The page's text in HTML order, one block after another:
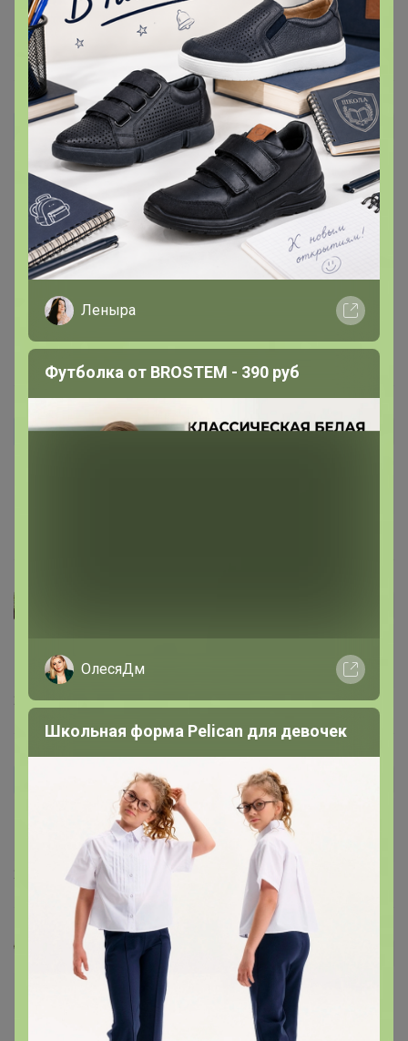
написано
17 мая, 2026 22:07
elen020983 Автор уже получил заказ!
Гортензия пришла в ужасном состоянии, даже без
горшочка, просто замотана в пленку, то что выживет
0%. Очень жаль, что организатор видит неживое
состояние саженца и отправляет заказчику.
15 мая, 2026 14:10
СантаЯ Автор уже получил заказ!
посадила в землю. растет. дал новые ростки.
28 апреля, 2026 18:54
vasilieva1984 Автор уже получил заказ!
Хороший саженец,очень хорошо упакован,живой!
Благодарю орга!Быстрая доставка.
23 апреля, 2026 22:44
Тутта Автор уже получил заказ!
В воскресенье заказала-в четверг получила,с
отказами и заменами. Саженцы шикарные с развитой
Леныра
Футболка от BROSTEM - 390 руб
ОлесяДм
Школьная форма Pelican для девочек